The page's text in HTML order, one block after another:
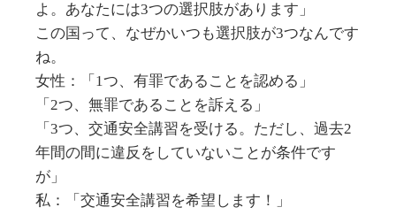
よ。あなたには3つの選択肢があります」
この国って、なぜかいつも選択肢が3つなんです
ね。
女性：「1つ、有罪であることを認める」
「2つ、無罪であることを訴える」
「3つ、交通安全講習を受ける。ただし、過去2
年間の間に違反をしていないことが条件です
が」
私：「交通安全講習を希望します！」